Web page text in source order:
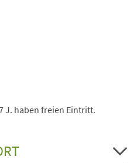
J. haben freien Eintritt.